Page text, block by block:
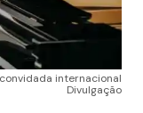
internacional
Divulgação